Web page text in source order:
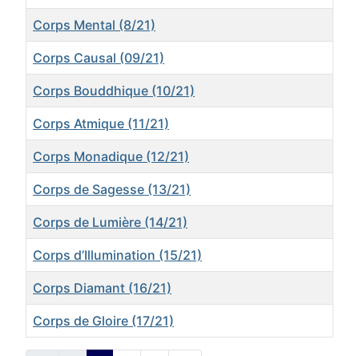
Articles
Corps Mental (8/21)
Corps Causal (09/21)
Corps Bouddhique (10/21)
Corps Atmique (11/21)
Corps Monadique (12/21)
Corps de Sagesse (13/21)
Corps de Lumière (14/21)
Corps d’Illumination (15/21)
Corps Diamant (16/21)
Corps de Gloire (17/21)